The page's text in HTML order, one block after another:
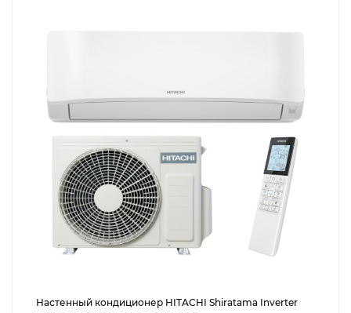
Настенный кондиционер HITACHI Shiratama Inverter